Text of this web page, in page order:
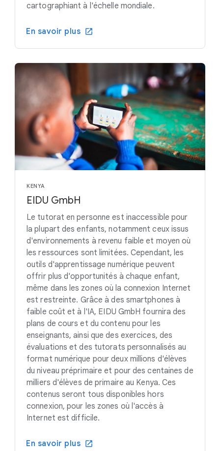
cartographiant à l'échelle mondiale.
En savoir plus
KENYA
EIDU GmbH
Le tutorat en personne est inaccessible pour
la plupart des enfants, notamment ceux issus
d'environnements à revenu faible et moyen où
les ressources sont limitées. Cependant, les
outils d'apprentissage numérique peuvent
offrir plus d'opportunités à chaque enfant,
même dans les zones où la connexion Internet
est restreinte. Grâce à des smartphones à
faible coût et à l'IA, EIDU GmbH fournira des
plans de cours et du contenu pour les
enseignants, ainsi que des exercices, des
évaluations et des tutorats personnalisés au
format numérique pour deux millions d'élèves
du niveau préprimaire et pour des centaines de
milliers d'élèves de primaire au Kenya. Ces
contenus seront tous disponibles hors
connexion, pour les zones où l'accès à
Internet est difficile.
En savoir plus